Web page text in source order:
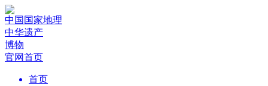
中国国家地理
中华遗产
博物
官网首页
首页